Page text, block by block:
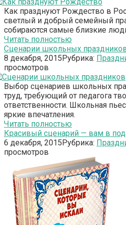
Как празднуют Рождество в
светлый и добрый семейный
собираются самые близкие
Читать полностью
Сценарии школьных
8 декабря, 2015Рубрика:
просмотров
Выбор сценариев школьных
труд, требующий от педагога
ответственности. Школьная
яркие впечатления.
Читать полностью
Красивый сценарий — вам в
6 декабря, 2015Рубрика:
просмотров